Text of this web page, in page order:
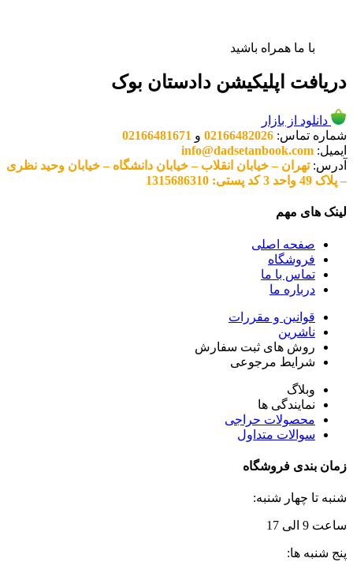
با ما همراه باشید
دریافت اپلیکیشن دادستان بوک
دانلود از بازار
شماره تماس: 02166482026 و 02166481671
ایمیل: info@dadsetanbook.com
آدرس:تهران – خیابان انقلاب – خیابان دانشگاه – خیابان وحید نظری
– پلاک 49 واحد 3 کد پستی: 1315686310
لینک های مهم
صفحه اصلی
فروشگاه
تماس با ما
درباره ما
قوانین و مقررات
ناشرین
روش های ثبت سفارش
شرایط مرجوعی
وبلاگ
نمایندگی ها
محصولات حراجی
سوالات متداول
زمان بندی فروشگاه
شنبه تا چهار شنبه:
ساعت 9 الی 17
پنج شنبه ها: